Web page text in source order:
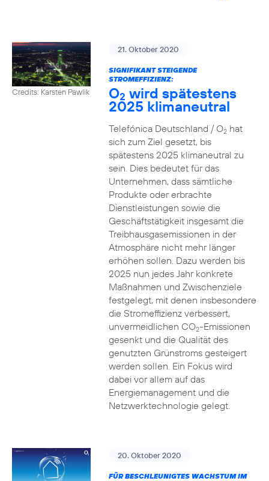
Credits: Karsten Pawlik
21. Oktober 2020
SIGNIFIKANT STEIGENDE
STROMEFFIZIENZ:
O2 wird spätestens
2025 klimaneutral
Telefónica Deutschland / O2hat
sich zum Ziel gesetzt, bis
spätestens 2025 klimaneutral zu
sein. Dies bedeutet für das
Unternehmen, dass sämtliche
Produkte oder erbrachte
Dienstleistungen sowie die
Geschäftstätigkeit insgesamt die
Treibhausgasemissionen in der
Atmosphäre nicht mehr länger
erhöhen sollen. Dazu werden bis
2025 nun jedes Jahr konkrete
Maßnahmen und Zwischenziele
festgelegt, mit denen insbesondere
die Stromeffizienz verbessert,
unvermeidlichen CO2-Emissionen
gesenkt und die Qualität des
genutzten Grünstroms gesteigert
werden sollen. Ein Fokus wird
dabei vor allem auf das
Energiemanagement und die
Netzwerktechnologie gelegt.
20. Oktober 2020
FÜR BESCHLEUNIGTES WACHSTUM IM